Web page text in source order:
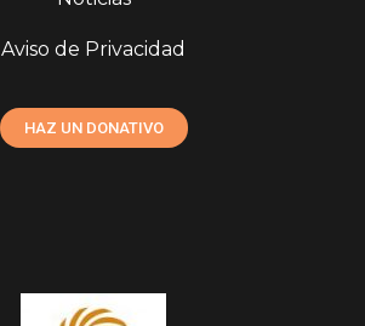
Aviso de Privacidad
HAZ UN DONATIVO